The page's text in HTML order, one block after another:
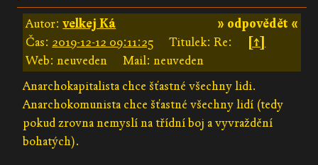
» odpovědět «
Autor:velkej Ká
Čas: 2019-12-12 09:11:25 Titulek: Re:
[↑]
Web: neuveden
Mail: neuveden
Anarchokapitalista chce šťastné všechny lidi.
Anarchokomunista chce šťastné všechny lidí (tedy
pokud zrovna nemyslí na třídní boj a vyvraždění
bohatých).